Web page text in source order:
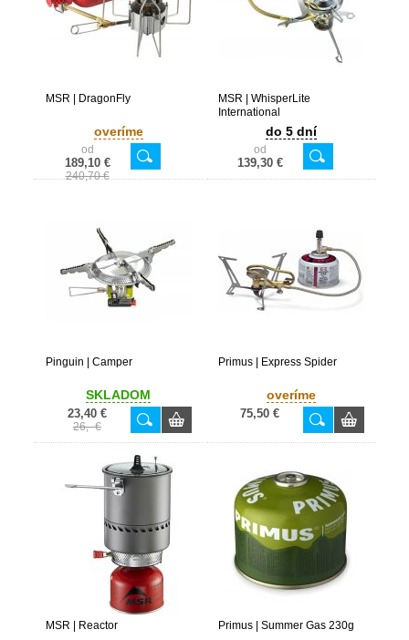
MSR | DragonFly
overíme
od
189,10 €
240,70 €
MSR | WhisperLite
International
do 5 dní
od
139,30 €
Pinguin | Camper
SKLADOM
23,40 €
26,- €
Primus | Express Spider
overíme
75,50 €
MSR | Reactor Primus | Summer Gas 230g